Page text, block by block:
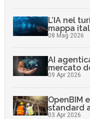
L’IA nel
mappa
08 Mag 2026
AI
mercato
09 Apr 2026
OpenBIM
standard
03 Apr 2026